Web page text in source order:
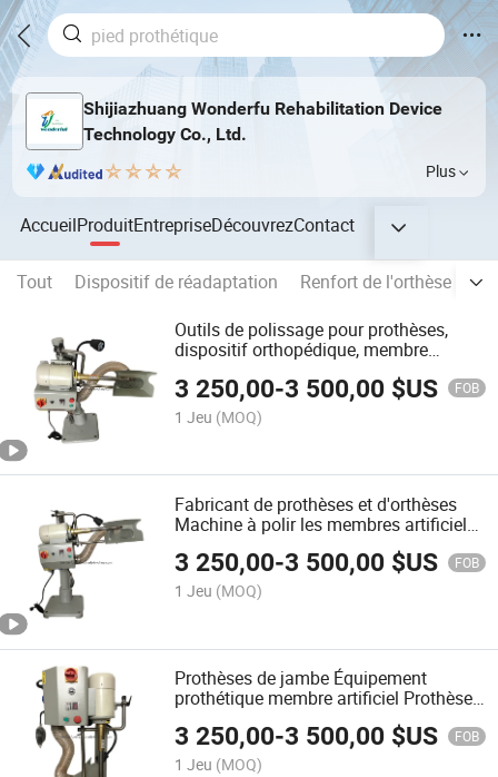
Shijiazhuang Wonderfu Rehabilitation Device
Technology Co., Ltd.
Plus
AccueilProduitEntrepriseDécouvrezContact
Tout Dispositif de réadaptation Renfort de l'orthèse
Outils de polissage pour prothèses,
dispositif orthopédique, membre
prothétique
3 250,00-3 500,00 $US FOB
1 Jeu (MOQ)
Fabricant de prothèses et d'orthèses
Machine à polir les membres artificiels
3 250,00-3 500,00 $US FOB
1 Jeu (MOQ)
Prothèses de jambe Équipement
prothétique membre artificiel Prothèses
de jambe et orthèses Machine à polir
prothétique Machine prothétique
3 250,00-3 500,00 $US FOB
1 Jeu (MOQ)